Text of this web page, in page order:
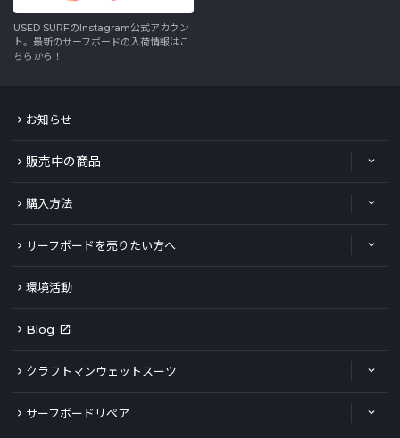
USED SURFのInstagram公式アカウン
ト。最新のサーフボードの入荷情報はこ
ちらから！
お知らせ
販売中の商品
購入方法
サーフボードを売りたい方へ
環境活動
Blog
クラフトマンウェットスーツ
サーフボードリペア